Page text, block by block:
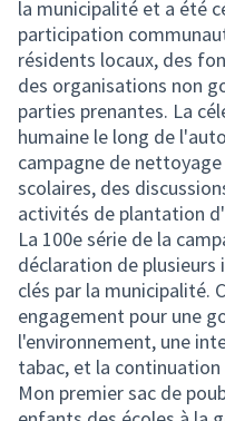
la municipalité et a été
participation
résidents locaux, des
des organisations non
parties prenantes. La
humaine le long de
campagne de
scolaires, des
activités de plantation
La 100e série de la
déclaration de
clés par la municipalité.
engagement pour une
l'environnement, une
tabac, et la
Mon premier sac de